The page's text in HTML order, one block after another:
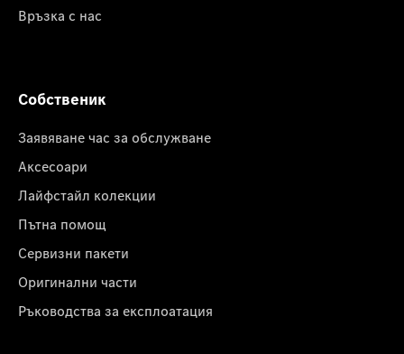
Връзка с нас
Собственик
Заявяване час за обслужване
Аксесоари
Лайфстайл колекции
Пътна помощ
Сервизни пакети
Оригинални части
Ръководства за експлоатация